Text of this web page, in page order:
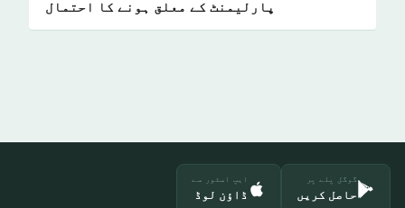
پارلیمنٹ کے معلق ہونے کا احتمال
گوگل پلے پر
حاصل کریں
ایپ اسٹور سے
ڈاؤن لوڈ